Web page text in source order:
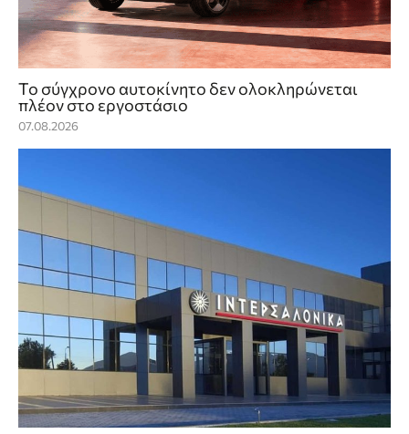
Το σύγχρονο αυτοκίνητο δεν ολοκληρώνεται
πλέον στο εργοστάσιο
07.08.2026